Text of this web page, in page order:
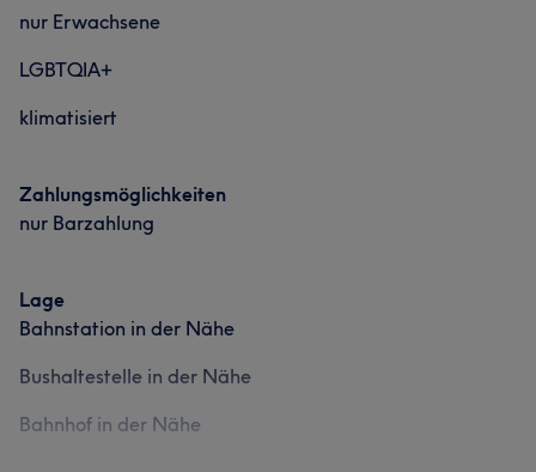
nur Erwachsene
LGBTQIA+
klimatisiert
Zahlungsmöglichkeiten
nur Barzahlung
Lage
Bahnstation in der Nähe
Bushaltestelle in der Nähe
Bahnhof in der Nähe